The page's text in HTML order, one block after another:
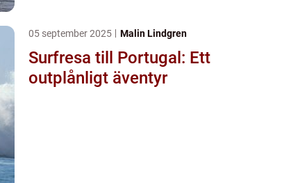
05 september 2025 Malin Lindgren
Surfresa till Portugal: Ett
outplånligt äventyr